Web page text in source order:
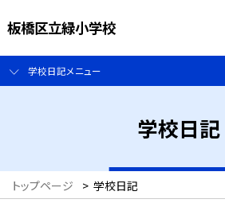
板橋区立緑小学校
学校日記メニュー
学校日記
トップページ > 学校日記